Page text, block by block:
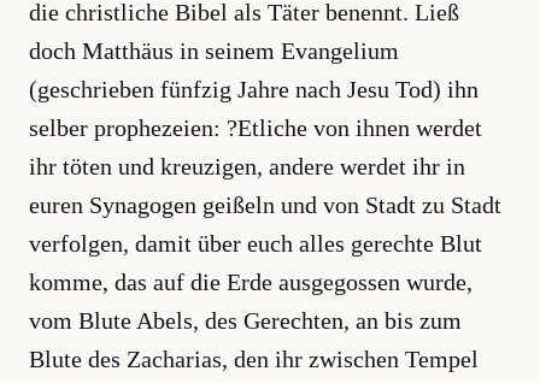
die christliche Bibel als Täter benennt. Ließ
doch Matthäus in seinem Evangelium
(geschrieben fünfzig Jahre nach Jesu Tod) ihn
selber prophezeien: ?Etliche von ihnen werdet
ihr töten und kreuzigen, andere werdet ihr in
euren Synagogen geißeln und von Stadt zu Stadt
verfolgen, damit über euch alles gerechte Blut
komme, das auf die Erde ausgegossen wurde,
vom Blute Abels, des Gerechten, an bis zum
Blute des Zacharias, den ihr zwischen Tempel